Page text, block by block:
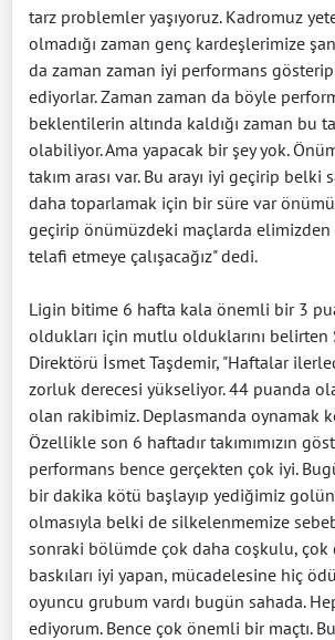
tarz problemler yaşıyoruz. Kadromuz
olmadığı zaman genç kardeşlerimize
da zaman zaman iyi performans
ediyorlar. Zaman zaman da böyle
beklentilerin altında kaldığı zaman bu
olabiliyor. Ama yapacak bir şey yok.
takım arası var. Bu arayı iyi geçirip belki
daha toparlamak için bir süre var
geçirip önümüzdeki maçlarda elimizden
telafi etmeye çalışacağız" dedi.
Ligin bitime 6 hafta kala önemli bir 3
oldukları için mutlu olduklarını belirten
Direktörü İsmet Taşdemir, "Haftalar
zorluk derecesi yükseliyor. 44 puanda
olan rakibimiz. Deplasmanda oynamak
Özellikle son 6 haftadır takımımızın
performans bence gerçekten çok iyi.
bir dakika kötü başlayıp yediğimiz
olmasıyla belki de silkelenmemize
sonraki bölümde çok daha coşkulu, çok
baskıları iyi yapan, mücadelesine hiç
oyuncu grubum vardı bugün sahada.
ediyorum. Bence çok önemli bir maçtı.